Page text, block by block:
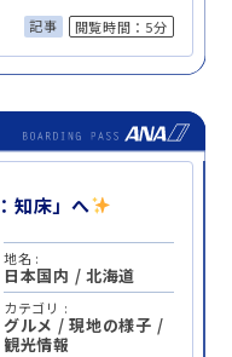
記事 閲覧時間：5分
知床」へ
地名 :
日本国内 /北海道
カテゴリ :
グルメ /現地の様子 /
観光情報